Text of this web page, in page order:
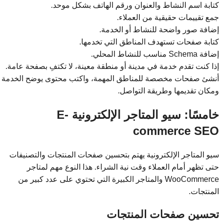
كتابة اسم النشاط والعنوان ورقم الهاتف بشكل موحد.
جمع تقييمات حقيقية من العملاء.
إضافة صور واضحة للنشاط أو الخدمة.
كتابة صفحات تستهدف المناطق التي تخدمها.
إضافة Schema مناسب للنشاط المحلي.
إذا كنت تقدم خدمة في مدينة أو منطقة معينة، لا تكتفِ بصفحة عامة.
أنشئ صفحات مخصصة للمناطق المهمة، واكتب محتوى يوضح الخدمة
ومكان تقديمها وطريقة التواصل.
خامسًا: سيو المتاجر الإلكترونية E-
commerce SEO
سيو المتاجر الإلكترونية يهتم بتحسين صفحات المنتجات والتصنيفات
حتى تظهر أمام العملاء وقت نية الشراء. هذا النوع مهم لمتاجر
WooCommerce والمتاجر الكبيرة التي تحتوي على عدد كبير من
المنتجات.
تحسين صفحات المنتجات